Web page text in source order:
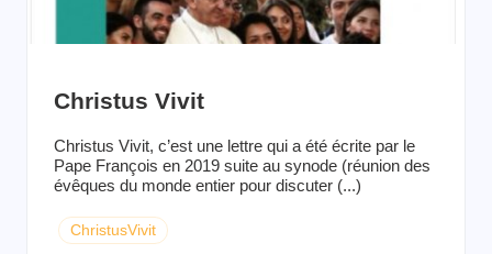
Christus Vivit
Christus Vivit, c’est une lettre qui a été écrite par le
Pape François en 2019 suite au synode (réunion des
évêques du monde entier pour discuter (...)
ChristusVivit